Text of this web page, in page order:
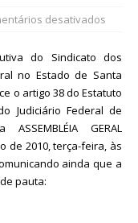
desativados
do Sindicato dos
no Estado de Santa
o artigo 38 do Estatuto
Judiciário Federal de
GERAL
de 2010, terça-feira, às
ainda que a
pauta: